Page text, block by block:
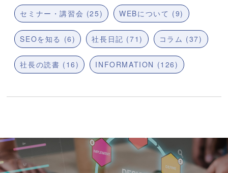
セミナー・講習会 (25) WEBについて (9)
SEOを知る (6) 社長日記 (71) コラム (37)
社長の読書 (16) INFORMATION (126)